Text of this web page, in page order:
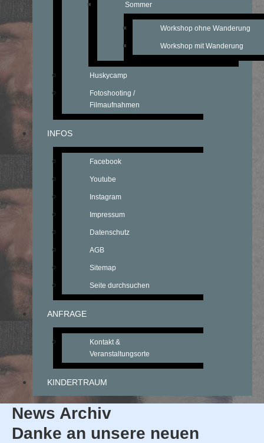
Sommer
Workshop ohne Wanderung
Workshop mit Wanderung
Huskycamp
Fotoshooting /
Filmaufnahmen
INFOS
Facebook
Youtube
Instagram
Impressum
Datenschutz
AGB
Sitemap
Seite durchsuchen
ANFRAGE
Kontakt &
Veranstaltungsorte
KINDERTRAUM
News Archiv
Danke an unsere neuen